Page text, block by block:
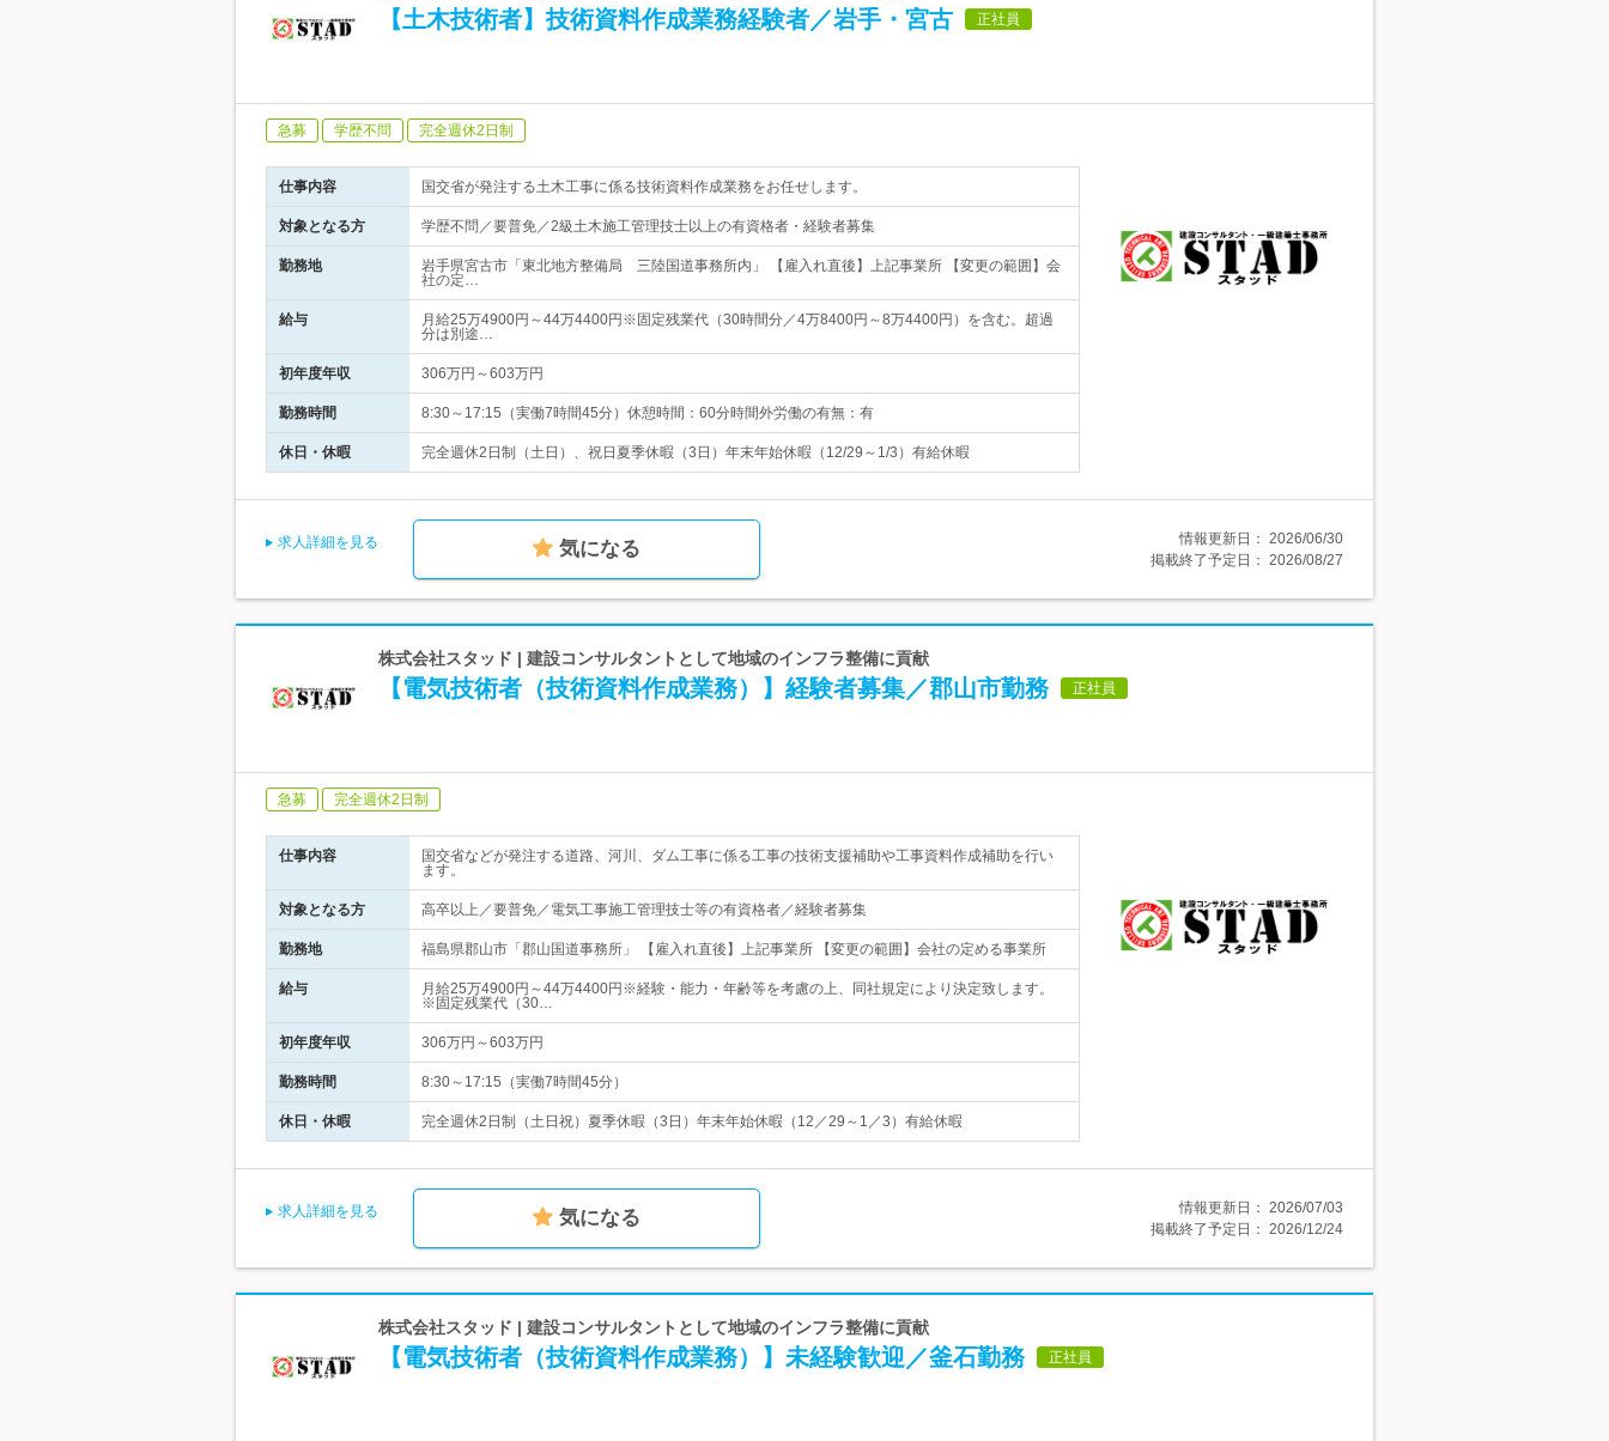
【土木技術者】技術資料作成業務経験者／岩手・宮古 正社員
急募 学歴不問 完全週休2日制
仕事内容 国交省が発注する土木工事に係る技術資料作成業務をお任せします。
対象となる方 学歴不問／要普免／2級土木施工管理技士以上の有資格者・経験者募集
勤務地
岩手県宮古市「東北地方整備局 三陸国道事務所内」 【雇入れ直後】上記事業所 【変更の範囲】会
社の定…
給与
月給25万4900円～44万4400円※固定残業代（30時間分／4万8400円～8万4400円）を含む。超過
分は別途…
初年度年収 306万円～603万円
勤務時間 8:30～17:15（実働7時間45分）休憩時間：60分時間外労働の有無：有
休日・休暇 完全週休2日制（土日）、祝日夏季休暇（3日）年末年始休暇（12/29～1/3）有給休暇
求人詳細を見る 気になる 情報更新日： 2026/06/30
掲載終了予定日： 2026/08/27
株式会社スタッド | 建設コンサルタントとして地域のインフラ整備に貢献
【電気技術者（技術資料作成業務）】経験者募集／郡山市勤務 正社員
急募 完全週休2日制
仕事内容
国交省などが発注する道路、河川、ダム工事に係る工事の技術支援補助や工事資料作成補助を行い
ます。
対象となる方 高卒以上／要普免／電気工事施工管理技士等の有資格者／経験者募集
勤務地 福島県郡山市「郡山国道事務所」 【雇入れ直後】上記事業所 【変更の範囲】会社の定める事業所
給与
月給25万4900円～44万4400円※経験・能力・年齢等を考慮の上、同社規定により決定致します。
※固定残業代（30…
初年度年収 306万円～603万円
勤務時間 8:30～17:15（実働7時間45分）
休日・休暇 完全週休2日制（土日祝）夏季休暇（3日）年末年始休暇（12／29～1／3）有給休暇
求人詳細を見る 気になる 情報更新日： 2026/07/03
掲載終了予定日： 2026/12/24
株式会社スタッド | 建設コンサルタントとして地域のインフラ整備に貢献
【電気技術者（技術資料作成業務）】未経験歓迎／釜石勤務 正社員